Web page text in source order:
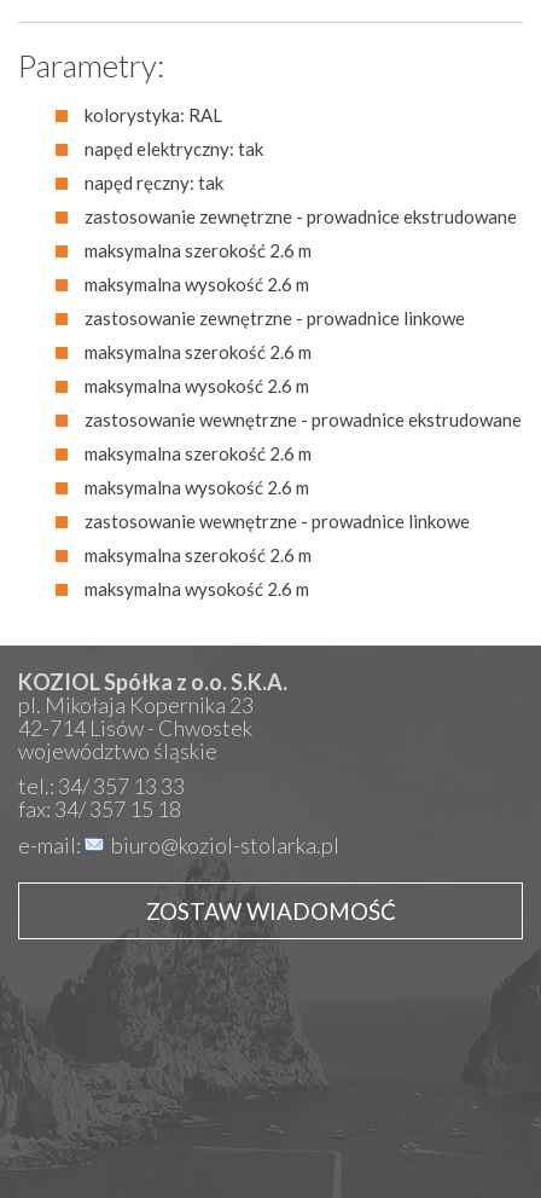
Parametry:
kolorystyka: RAL
napęd elektryczny: tak
napęd ręczny: tak
zastosowanie zewnętrzne - prowadnice ekstrudowane
maksymalna szerokość 2.6 m
maksymalna wysokość 2.6 m
zastosowanie zewnętrzne - prowadnice linkowe
maksymalna szerokość 2.6 m
maksymalna wysokość 2.6 m
zastosowanie wewnętrzne - prowadnice ekstrudowane
maksymalna szerokość 2.6 m
maksymalna wysokość 2.6 m
zastosowanie wewnętrzne - prowadnice linkowe
maksymalna szerokość 2.6 m
maksymalna wysokość 2.6 m
KOZIOL Spółka z o.o. S.K.A.
pl. Mikołaja Kopernika 23
42-714 Lisów - Chwostek
województwo śląskie
tel.: 34/ 357 13 33
fax: 34/ 357 15 18
e-mail:
biuro@koziol-stolarka.pl
ZOSTAW WIADOMOŚĆ